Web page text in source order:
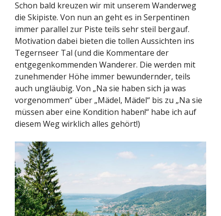
Schon bald kreuzen wir mit unserem Wanderweg
die Skipiste. Von nun an geht es in Serpentinen
immer parallel zur Piste teils sehr steil bergauf.
Motivation dabei bieten die tollen Aussichten ins
Tegernseer Tal (und die Kommentare der
entgegenkommenden Wanderer. Die werden mit
zunehmender Höhe immer bewundernder, teils
auch ungläubig. Von „Na sie haben sich ja was
vorgenommen“ über „Mädel, Mädel“ bis zu „Na sie
müssen aber eine Kondition haben!“ habe ich auf
diesem Weg wirklich alles gehört!)